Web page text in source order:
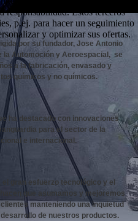
por su fundador, Jose Antonio
la Automoción y Aeroespacial, se
a la fabricación, envasado y
químicos y no químicos.
ha destacado con innovaciones
para el sector de la
e internacional.
gran esfuerzo tecnológico y el
que asumamos y mejoremos
manteniendo una inquietud
de nuestros productos.
responsabilidad. Estos terceros
p.ej. para hacer un seguimiento
y optimizar sus ofertas.